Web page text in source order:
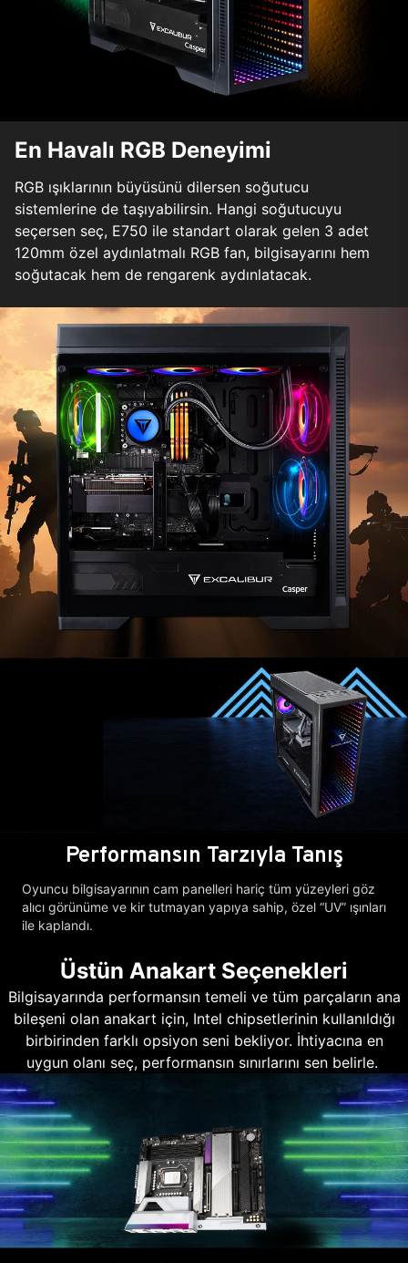
En Havalı RGB Deneyimi
RGB ışıklarının büyüsünü dilersen soğutucu
sistemlerine de taşıyabilirsin. Hangi soğutucuyu
seçersen seç, E750 ile standart olarak gelen 3 adet
120mm özel aydınlatmalı RGB fan, bilgisayarını hem
soğutacak hem de rengarenk aydınlatacak.
Performansın Tarzıyla Tanış
Oyuncu bilgisayarının cam panelleri hariç tüm yüzeyleri göz
alıcı görünüme ve kir tutmayan yapıya sahip, özel “UV” ışınları
ile kaplandı.
Üstün Anakart Seçenekleri
Bilgisayarında performansın temeli ve tüm parçaların ana
bileşeni olan anakart için, Intel chipsetlerinin kullanıldığı
birbirinden farklı opsiyon seni bekliyor. İhtiyacına en
uygun olanı seç, performansın sınırlarını sen belirle.